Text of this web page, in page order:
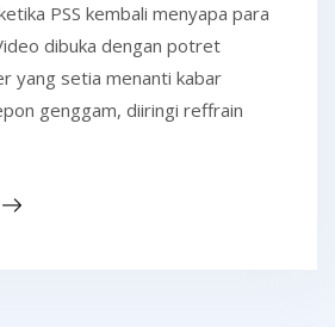
PSS kembali menyapa para
dibuka dengan potret
yang setia menanti kabar
genggam, diiringi reffrain